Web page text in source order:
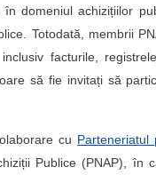
domeniul achizițiilor
Totodată, membrii
facturile,
să fie invitați să
cu Parteneriatul
Publice (PNAP), în